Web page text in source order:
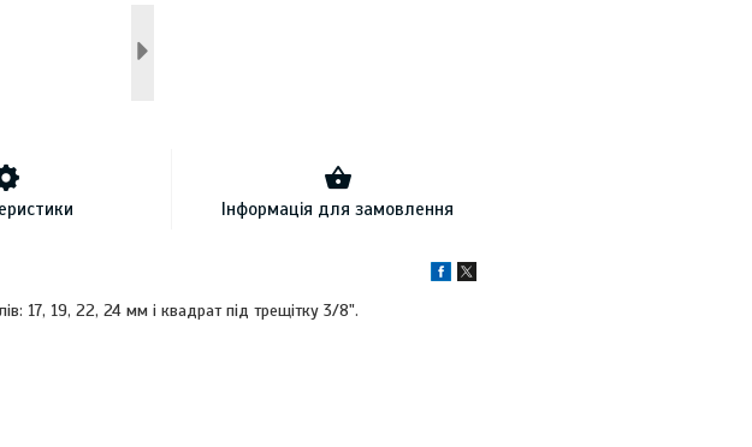
Інформація для замовлення
17, 19, 22, 24 мм і квадрат під трещітку 3/8".